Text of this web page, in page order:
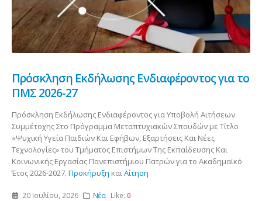
Πρόσκληση Εκδήλωσης Ενδιαφέροντος για το
ΠΜΣ 2026-27
Πρόσκληση Εκδήλωσης Ενδιαφέροντος για Υποβολή Αιτήσεων
Συμμέτοχης Στο Πρόγραμμα Μεταπτυχιακών Σπουδών με Τίτλο
«Ψυχική Υγεία Παιδιών Και Εφήβων, Εξαρτήσεις Και Νέες
Τεχνολογίες» του Τμήματος Επιστήμων Της Εκπαίδευσης Και
Κοινωνικής Εργασίας Πανεπιστήμιου Πατρών για το Ακαδημαϊκό
Έτος 2026-2027. Προκήρυξη καιΑίτηση
20 Ιουλίου, 2026 Νέα Like:0